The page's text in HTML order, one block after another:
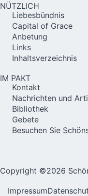
NÜTZLICH
Liebesbündnis
Capital of Grace
Anbetung
Links
Inhaltsverzeichnis
IM PAKT
Kontakt
Nachrichten und
Bibliothek
Gebete
Besuchen Sie
Copyright ©2026
Impressum